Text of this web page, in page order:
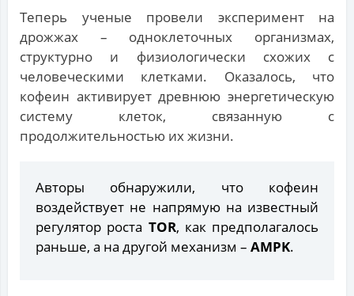
Теперь ученые провели эксперимент на
дрожжах – одноклеточных организмах,
структурно и физиологически схожих с
человеческими клетками. Оказалось, что
кофеин активирует древнюю энергетическую
систему клеток, связанную с
продолжительностью их жизни.
Авторы обнаружили, что кофеин
воздействует не напрямую на известный
регулятор роста TOR, как предполагалось
раньше, а на другой механизм – AMPK.